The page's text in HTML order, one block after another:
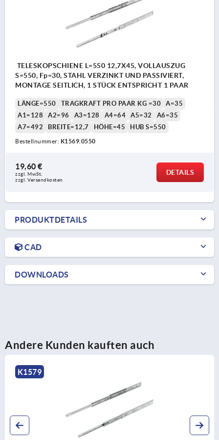
TELESKOPSCHIENE L=550 12,7X45, VOLLAUSZUG
S=550, Fp=30, STAHL VERZINKT UND PASSIVIERT,
MONTAGE SEITLICH, 1 STÜCK ENTSPRICHT 1 PAAR
LÄNGE=550 TRAGKRAFT PRO PAAR KG =30
A=35
A1=128
A2=96 A3=128 A4=64 A5=32
A6=35
A7=492
BREITE=12,7 HÖHE=45 HUB S=550
Bestellnummer: K1569.0550
19,60 €
zzgl. MwSt.
zzgl. Versandkosten
DETAILS
PRODUKTDETAILS
CAD
DOWNLOADS
Andere Kunden kauften auch